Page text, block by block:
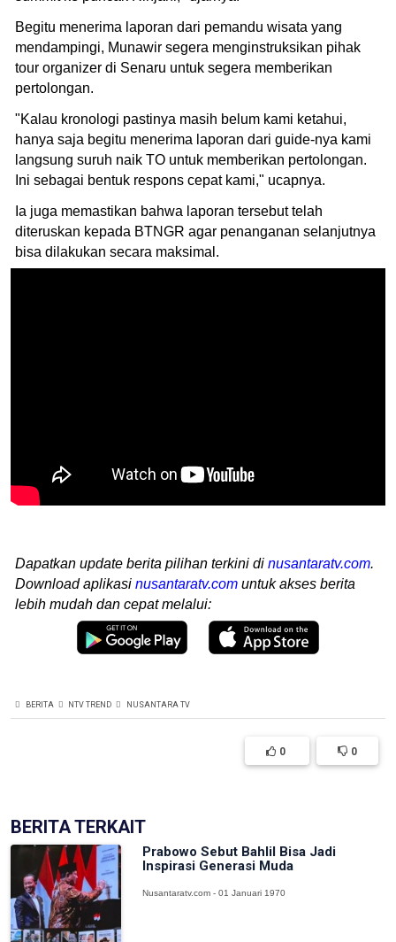
Begitu menerima laporan dari pemandu wisata yang
mendampingi, Munawir segera menginstruksikan pihak
tour organizer di Senaru untuk segera memberikan
pertolongan.
"Kalau kronologi pastinya masih belum kami ketahui,
hanya saja begitu menerima laporan dari guide-nya kami
langsung suruh naik TO untuk memberikan pertolongan.
Ini sebagai bentuk respons cepat kami," ucapnya.
Ia juga memastikan bahwa laporan tersebut telah
diteruskan kepada BTNGR agar penanganan selanjutnya
bisa dilakukan secara maksimal.
Dapatkan update berita pilihan terkini di nusantaratv.com.
Download aplikasi nusantaratv.com untuk akses berita
lebih mudah dan cepat melalui:
BERITA NTV TREND NUSANTARA TV
0 0
BERITA TERKAIT
Prabowo Sebut Bahlil Bisa Jadi
Inspirasi Generasi Muda
Nusantaratv.com - 01 Januari 1970